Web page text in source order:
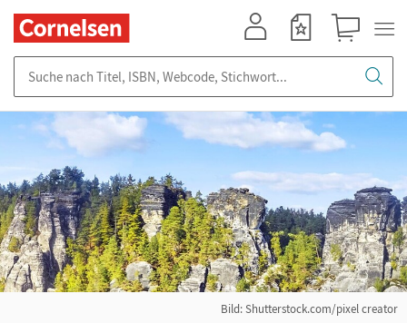
Bild: Shutterstock.com/pixel creator